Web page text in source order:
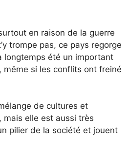
en raison de la guerre
trompe pas, ce pays regorge
longtemps été un important
si les conflits ont freiné
de cultures et
mais elle est aussi très
pilier de la société et jouent